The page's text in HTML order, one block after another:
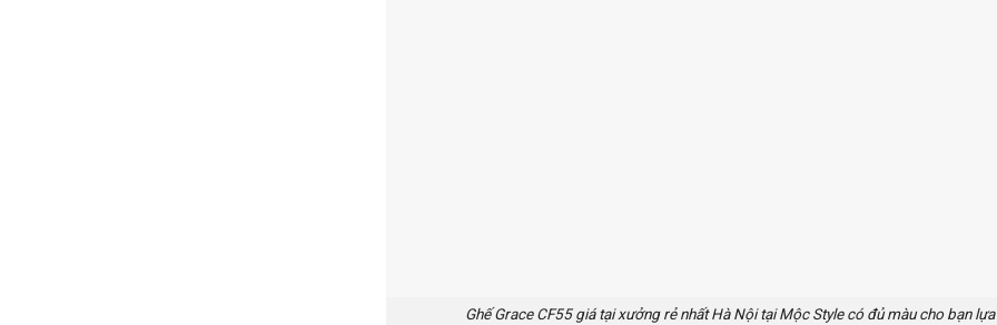
Ghế Grace CF55 giá tại xưởng rẻ nhất Hà Nội tại Mộc Style có đủ màu cho bạn